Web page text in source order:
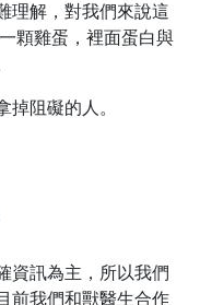
理解，對我們來說這
顆雞蛋，裡面蛋白與
掉阻礙的人。
資訊為主，所以我們
前我們和獸醫生合作